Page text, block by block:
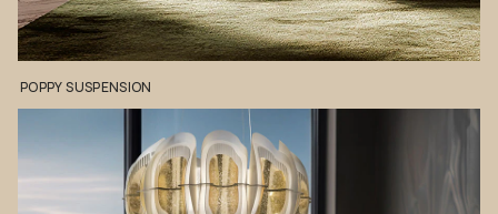
POPPYSUSPENSION